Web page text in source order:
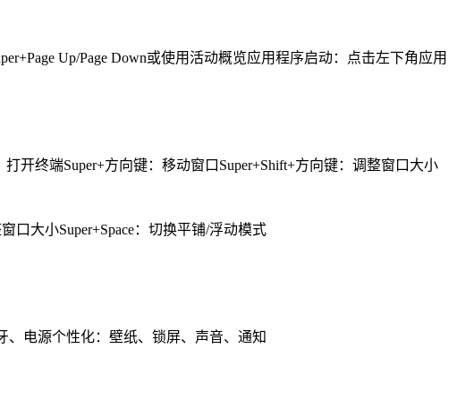
Up/Page Down或使用活动概览应用程序启动：点击左下角应用
开终端Super+方向键：移动窗口Super+Shift+方向键：调整窗口大小
口大小Super+Space：切换平铺/浮动模式
、电源个性化：壁纸、锁屏、声音、通知